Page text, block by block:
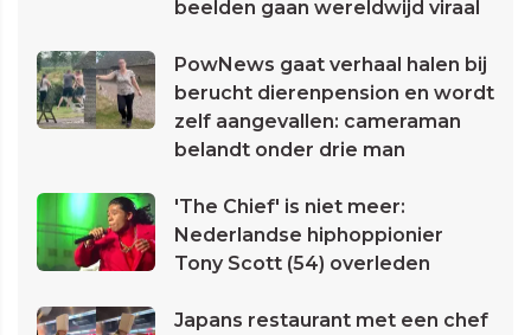
beelden gaan wereldwijd viraal
PowNews gaat verhaal halen bij
berucht dierenpension en wordt
zelf aangevallen: cameraman
belandt onder drie man
'The Chief' is niet meer:
Nederlandse hiphoppionier
Tony Scott (54) overleden
Japans restaurant met een chef